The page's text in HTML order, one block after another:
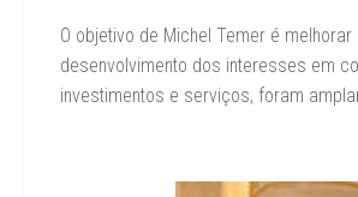
O objetivo de Michel Temer é
desenvolvimento dos interesses em
investimentos e serviços, foram